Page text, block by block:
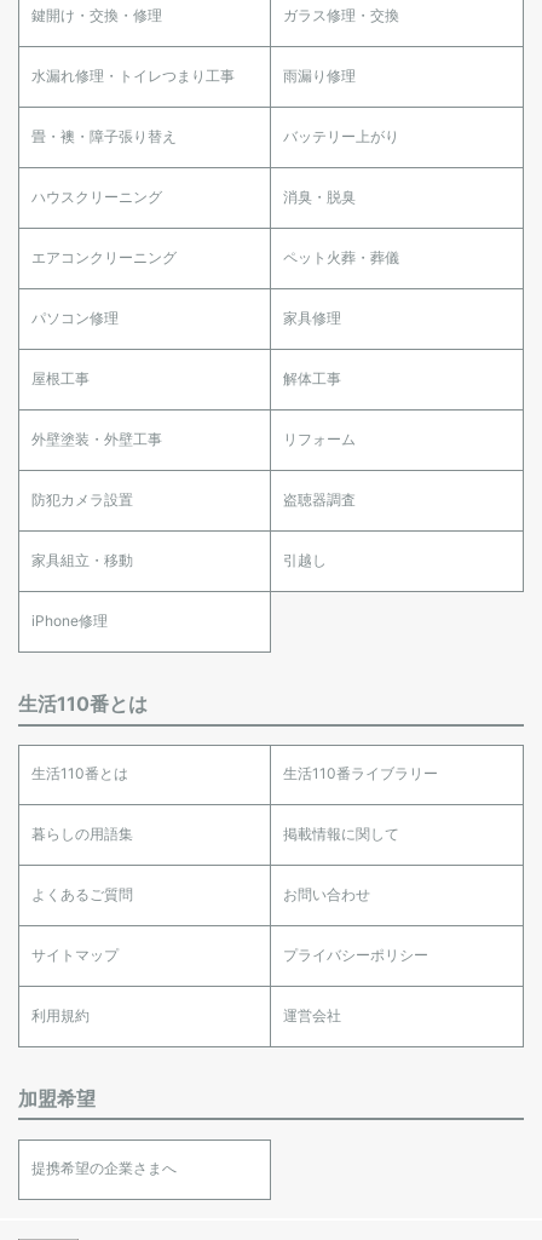
鍵開け・交換・修理 ガラス修理・交換
水漏れ修理・トイレつまり工事 雨漏り修理
畳・襖・障子張り替え バッテリー上がり
ハウスクリーニング 消臭・脱臭
エアコンクリーニング ペット火葬・葬儀
パソコン修理 家具修理
屋根工事 解体工事
外壁塗装・外壁工事 リフォーム
防犯カメラ設置 盗聴器調査
家具組立・移動 引越し
iPhone修理
生活110番とは
生活110番とは 生活110番ライブラリー
暮らしの用語集 掲載情報に関して
よくあるご質問 お問い合わせ
サイトマップ プライバシーポリシー
利用規約 運営会社
加盟希望
提携希望の企業さまへ